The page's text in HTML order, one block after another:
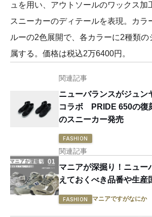
ュを用い、アウトソールのワックス加
スニーカーのディテールを表現。カラ
ルーの2色展開で、各カラーに2種類
属する。価格は税込2万6400円。
関連記事
ニューバランスがジュン
コラボ PRIDE 650の復
のスニーカー発売
FASHION
関連記事
マニアが深掘り！ニュー
えておくべき品番や生産
FASHION マニアですがなにか